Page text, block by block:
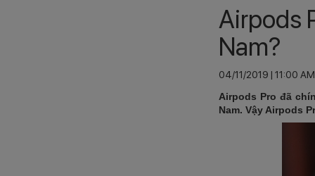
Airpods
Nam?
04/11/2019 | 11:00 AM
Airpods Pro đã
Nam. Vậy Airpods